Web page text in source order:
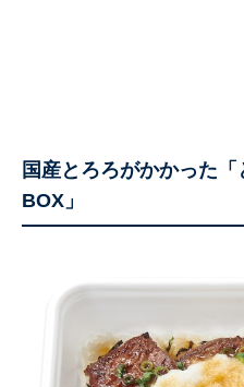
国産とろろがかかった
BOX」